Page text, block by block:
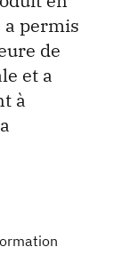
a permis
de
et a
à